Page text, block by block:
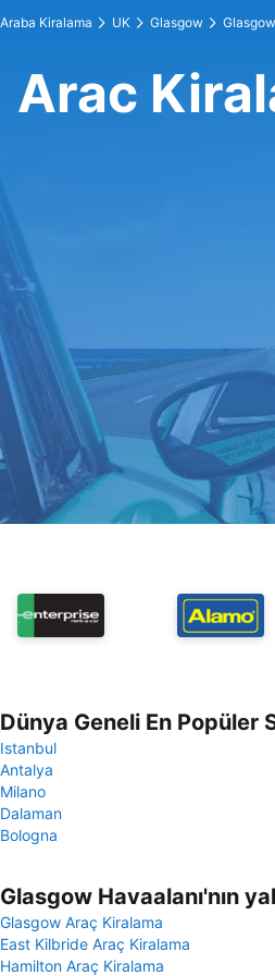
Araba Kiralama UK Glasgow
Arac
Dünya Geneli En Popüler
Istanbul
Antalya
Milano
Dalaman
Bologna
Glasgow Havaalanı'nın
Glasgow Araç Kiralama
East Kilbride Araç Kiralama
Hamilton Araç Kiralama